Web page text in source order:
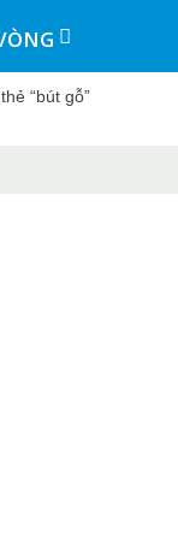
“bút gỗ”